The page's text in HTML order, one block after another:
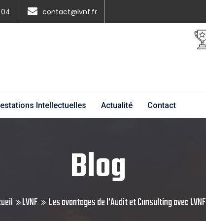
contact@lvnf.fr
Intellectuelles Actualité Contact
Blog
LVNF Les avantages de l’Audit et Consulting avec LVNF